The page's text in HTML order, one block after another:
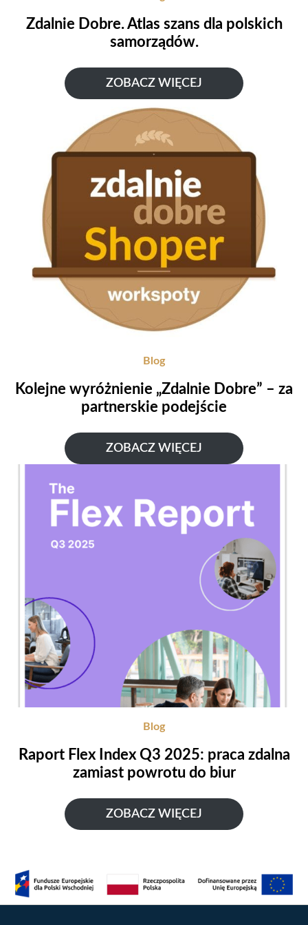
Zdalnie Dobre. Atlas szans dla polskich
samorządów.
ZOBACZ WIĘCEJ
Blog
Kolejne wyróżnienie „Zdalnie Dobre” – za
partnerskie podejście
ZOBACZ WIĘCEJ
Blog
Raport Flex Index Q3 2025: praca zdalna
zamiast powrotu do biur
ZOBACZ WIĘCEJ